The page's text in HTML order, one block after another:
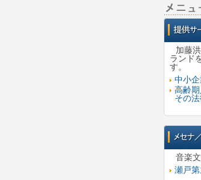
加藤
ランド
す。
中小
高齢
その
音楽
瀬戸